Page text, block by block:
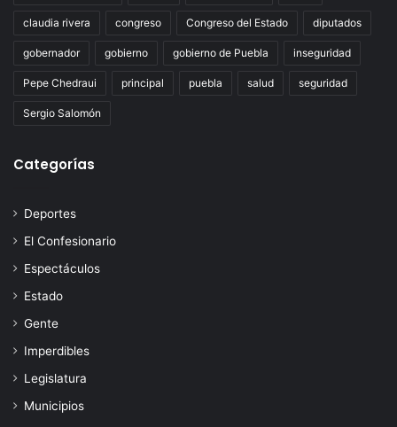
claudia rivera congreso Congreso del Estado diputados
gobernador gobierno gobierno de Puebla inseguridad
Pepe Chedraui principal puebla salud seguridad
Sergio Salomón
Categorías
Deportes
El Confesionario
Espectáculos
Estado
Gente
Imperdibles
Legislatura
Municipios